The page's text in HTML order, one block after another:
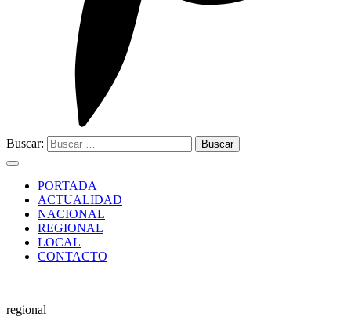
Buscar:
PORTADA
ACTUALIDAD
NACIONAL
REGIONAL
LOCAL
CONTACTO
regional